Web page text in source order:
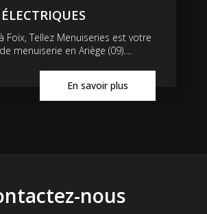
Foix, Tellez Menuiseries est votre
menuiserie en Ariège (09)....
En savoir plus
nous